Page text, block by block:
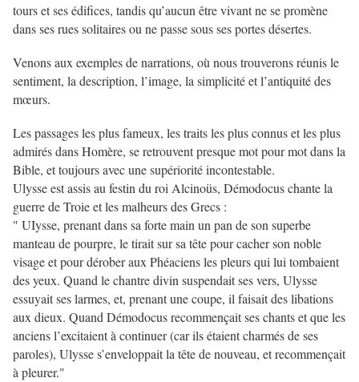
tours et ses édifices, tandis qu’aucun être vivant ne se promène
dans ses rues solitaires ou ne passe sous ses portes désertes.
Venons aux exemples de narrations, où nous trouverons réunis le
sentiment, la description, l’image, la simplicité et l’antiquité des
mœurs.
Les passages les plus fameux, les traits les plus connus et les plus
admirés dans Homère, se retrouvent presque mot pour mot dans la
Bible, et toujours avec une supériorité incontestable.
Ulysse est assis au festin du roi Alcinoüs, Démodocus chante la
guerre de Troie et les malheurs des Grecs :
" UIysse, prenant dans sa forte main un pan de son superbe
manteau de pourpre, le tirait sur sa tête pour cacher son noble
visage et pour dérober aux Phéaciens les pleurs qui lui tombaient
des yeux. Quand le chantre divin suspendait ses vers, Ulysse
essuyait ses larmes, et, prenant une coupe, il faisait des libations
aux dieux. Quand Démodocus recommençait ses chants et que les
anciens l’excitaient à continuer (car ils étaient charmés de ses
paroles), Ulysse s’enveloppait la tête de nouveau, et recommençait
à pleurer."